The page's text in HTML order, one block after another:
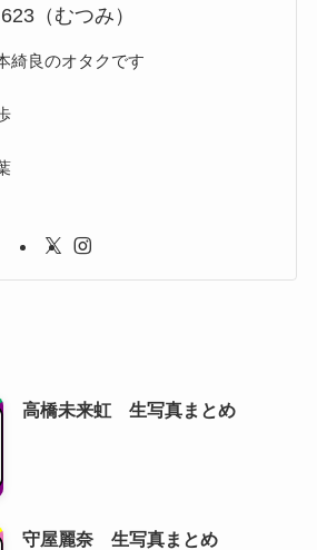
623（むつみ）
綺良のオタクです
高橋未来虹 生写真まとめ
守屋麗奈 生写真まとめ